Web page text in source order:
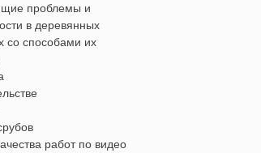
проблемы и
в деревянных
со способами их
работ по видео